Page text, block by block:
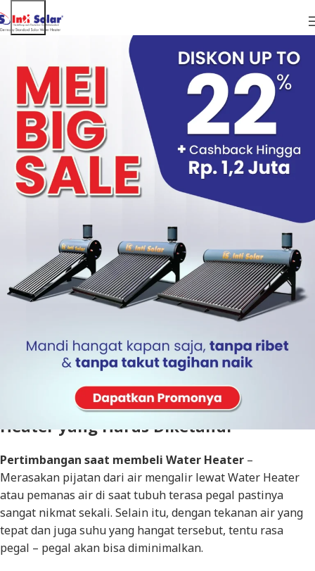
Pertimbangan Saat Membeli Water Heater
yang Harus Diketahui
Pertimbangan Saat Membeli Water
Heater yang Harus Diketahui
Pertimbangan saat membeli Water Heater –
Merasakan pijatan dari air mengalir lewat Water Heater
atau pemanas air di saat tubuh terasa pegal pastinya
sangat nikmat sekali. Selain itu, dengan tekanan air yang
tepat dan juga suhu yang hangat tersebut, tentu rasa
pegal – pegal akan bisa diminimalkan.